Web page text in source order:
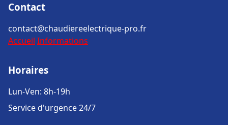
Contact
contact@chaudiereelectrique-pro.fr
Accueil Informations
Horaires
Lun-Ven: 8h-19h
Service d'urgence 24/7